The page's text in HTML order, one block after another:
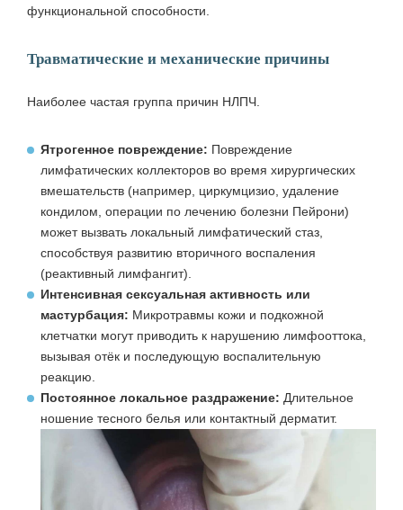
функциональной способности.
Травматические и механические причины
Наиболее частая группа причин НЛПЧ.
Ятрогенное повреждение: Повреждение
лимфатических коллекторов во время хирургических
вмешательств (например, циркумцизио, удаление
кондилом, операции по лечению болезни Пейрони)
может вызвать локальный лимфатический стаз,
способствуя развитию вторичного воспаления
(реактивный лимфангит).
Интенсивная сексуальная активность или
мастурбация: Микротравмы кожи и подкожной
клетчатки могут приводить к нарушению лимфооттока,
вызывая отёк и последующую воспалительную
реакцию.
Постоянное локальное раздражение: Длительное
ношение тесного белья или контактный дерматит.